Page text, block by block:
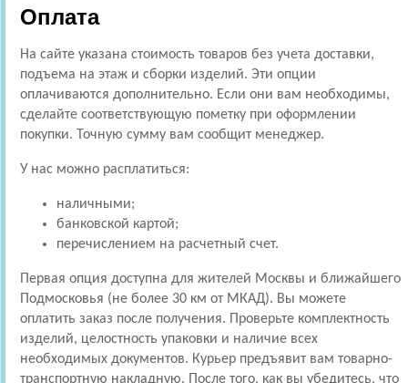
Оплата
На сайте указана стоимость товаров без учета доставки,
подъема на этаж и сборки изделий. Эти опции
оплачиваются дополнительно. Если они вам необходимы,
сделайте соответствующую пометку при оформлении
покупки. Точную сумму вам сообщит менеджер.
У нас можно расплатиться:
наличными;
банковской картой;
перечислением на расчетный счет.
Первая опция доступна для жителей Москвы и ближайшего
Подмосковья (не более 30 км от МКАД). Вы можете
оплатить заказ после получения. Проверьте комплектность
изделий, целостность упаковки и наличие всех
необходимых документов. Курьер предъявит вам товарно-
транспортную накладную. После того, как вы убедитесь, что